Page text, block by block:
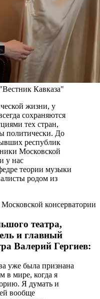
Кавказа"
жизни, у
сохраняются
тех стран,
политически. До
республик
Московской
у нас
теории музыки
родом из
Московской консерватории
театра,
и главный
Валерий Гергиев:
уже была признана
в мире, когда я
Я думать и
вообще